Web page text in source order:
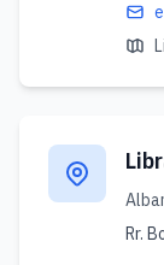
Rr.